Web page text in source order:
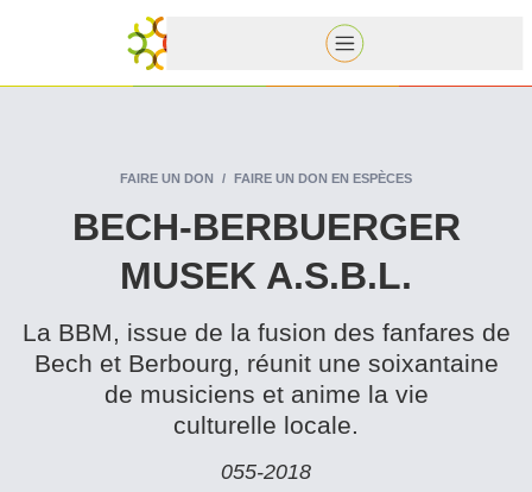
FAIRE UN DON FAIRE UN DON EN ESPÈCES
BECH-BERBUERGER
MUSEK A.S.B.L.
La BBM, issue de la fusion des fanfares de
Bech et Berbourg, réunit une soixantaine
de musiciens et anime la vie
culturelle locale.
055‑2018